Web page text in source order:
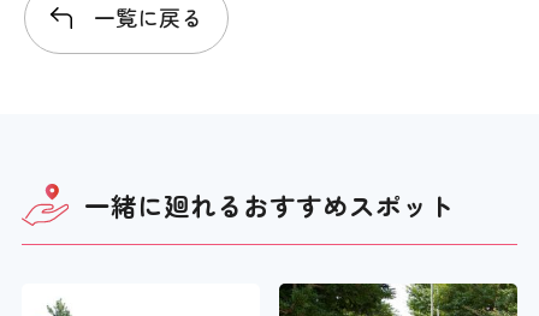
一覧に戻る
一緒に廻れるおすすめスポット